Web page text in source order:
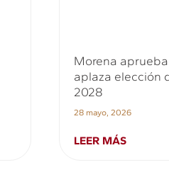
Morena
aplaza elección
2028
28 mayo, 2026
LEER MÁS